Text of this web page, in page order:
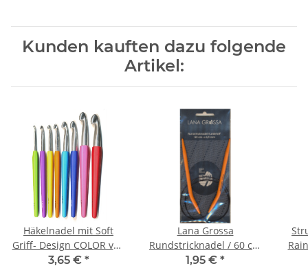
Kunden kauften dazu folgende
Artikel:
Häkelnadel mit Soft
Griff- Design COLOR von
Lana Grossa | 10.00 mm
3,65 € *
Lana Grossa
Rundstricknadel / 60 cm
Kunststoff | 6.50 mm -
1,95 € *